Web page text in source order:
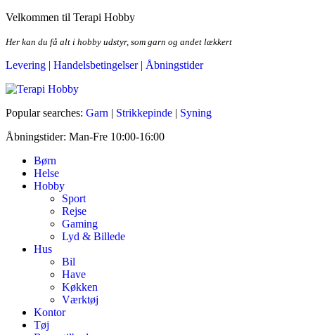
Skip
the
Velkommen til Terapi Hobby
Her kan du få alt i hobby udstyr, som garn og andet lækkert
Levering | Handelsbetingelser| Åbningstider
Terapi Hobby
Popular searches: Garn | Strikkepinde | Syning
Åbningstider: Man-Fre 10:00-16:00
Børn
Helse
Hobby
Sport
Rejse
Gaming
Lyd & Billede
Hus
Bil
Have
Køkken
Værktøj
Kontor
Tøj